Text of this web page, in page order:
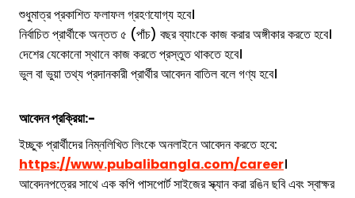
শুধুমাত্র প্রকাশিত ফলাফল গ্রহণযোগ্য হবে।
নির্বাচিত প্রার্থীকে অন্তত ৫ (পাঁচ) বছর ব্যাংকে কাজ করার অঙ্গীকার করতে হবে।
দেশের যেকোনো স্থানে কাজ করতে প্রস্তুত থাকতে হবে।
ভুল বা ভুয়া তথ্য প্রদানকারী প্রার্থীর আবেদন বাতিল বলে গণ্য হবে।
আবেদন প্রক্রিয়া:-
ইচ্ছুক প্রার্থীদের নিম্নলিখিত লিংকে অনলাইনে আবেদন করতে হবে:
https://www.pubalibangla.com/career।
আবেদনপত্রের সাথে এক কপি পাসপোর্ট সাইজের স্ক্যান করা রঙিন ছবি এবং স্বাক্ষর